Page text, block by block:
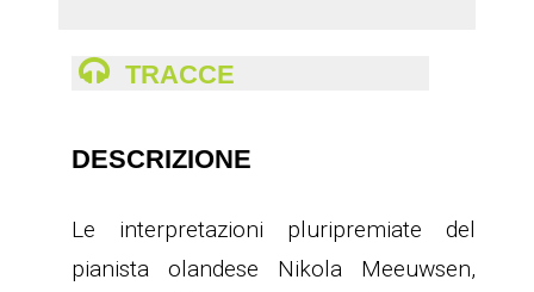
TRACCE
DESCRIZIONE
Le interpretazioni pluripremiate del
pianista olandese Nikola Meeuwsen,